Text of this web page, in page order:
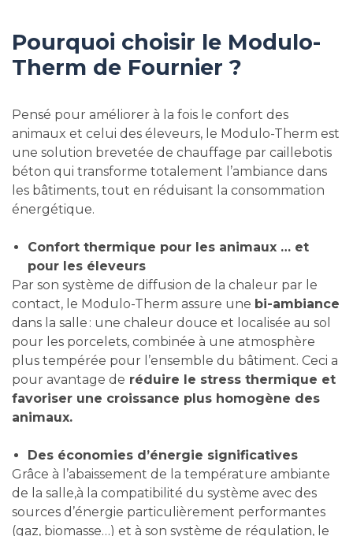
Pourquoi choisir le Modulo-
Therm de Fournier ?
Pensé pour améliorer à la fois le confort des
animaux et celui des éleveurs, le Modulo-Therm est
une solution brevetée de chauffage par caillebotis
béton qui transforme totalement l’ambiance dans
les bâtiments, tout en réduisant la consommation
énergétique.
Confort thermique pour les animaux … et
pour les éleveurs
Par son système de diffusion de la chaleur par le
contact, le Modulo-Therm assure une bi-ambiance
dans la salle : une chaleur douce et localisée au sol
pour les porcelets, combinée à une atmosphère
plus tempérée pour l’ensemble du bâtiment. Ceci a
pour avantage de réduire le stress thermique et
favoriser une croissance plus homogène des
animaux.
Des économies d’énergie significatives
Grâce à l’abaissement de la température ambiante
de la salle,à la compatibilité du système avec des
sources d’énergie particulièrement performantes
(gaz, biomasse…) et à son système de régulation, le